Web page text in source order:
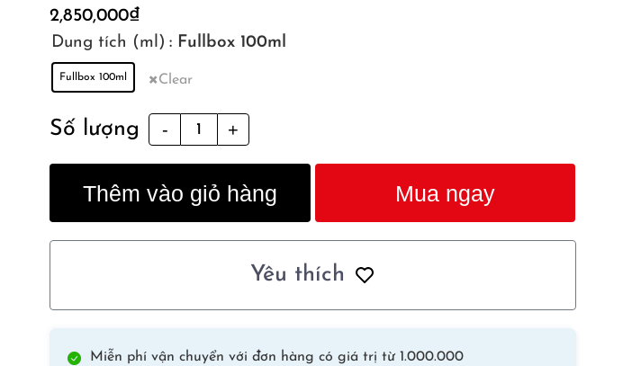
2,850,000₫
Dung tích (ml) : Fullbox 100ml
Fullbox 100ml Clear
Số lượng
Musc
quantity
Thêm vào giỏ hàng Mua ngay
Yêu thích
Miễn phí vận chuyển với đơn hàng có giá trị từ 1.000.000